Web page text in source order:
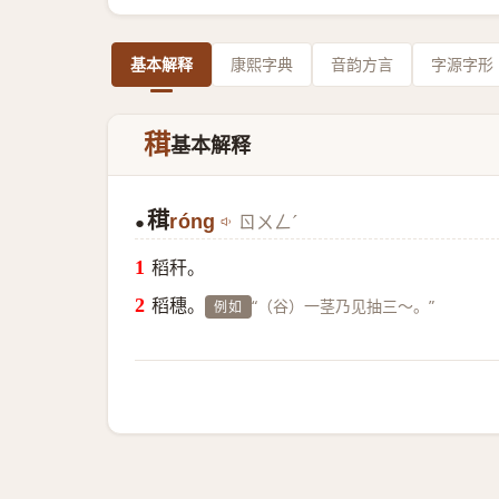
基本解释 康熙字典 音韵方言 字源字形
穁基本解释
● 穁róng ㄖㄨㄥˊ
稻秆。
稻穗。 例如 “（谷）一茎乃见抽三～。”